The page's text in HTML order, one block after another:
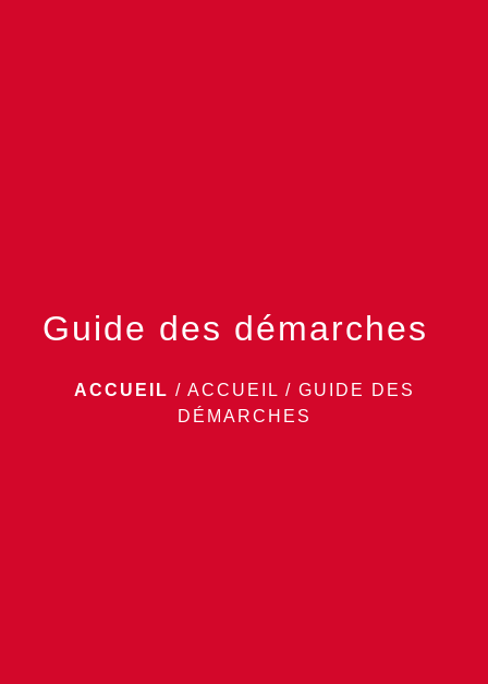
Guide des démarches
ACCUEIL / ACCUEIL / GUIDE DES
DÉMARCHES